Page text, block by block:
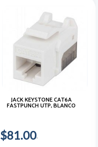
JACK KEYSTONE CAT6A
FASTPUNCH UTP, BLANCO
$81.00